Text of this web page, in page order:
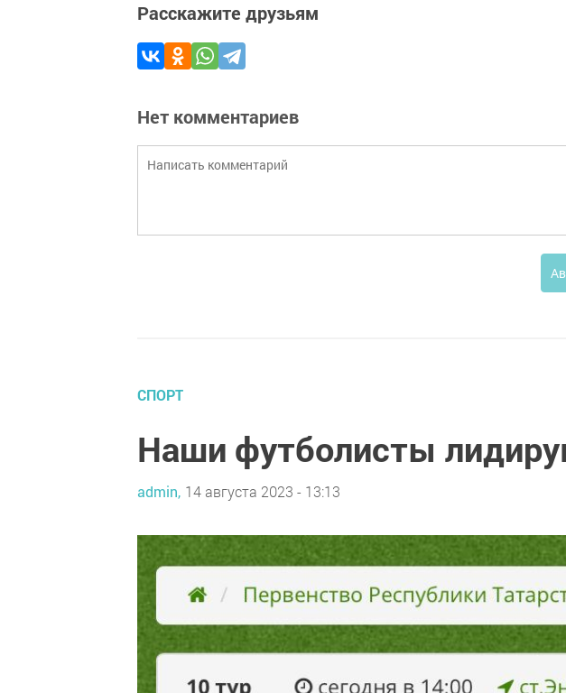
Расскажите друзьям
Нет комментариев
СПОРТ
Наши футболисты
admin, 14 августа 2023 - 13:13